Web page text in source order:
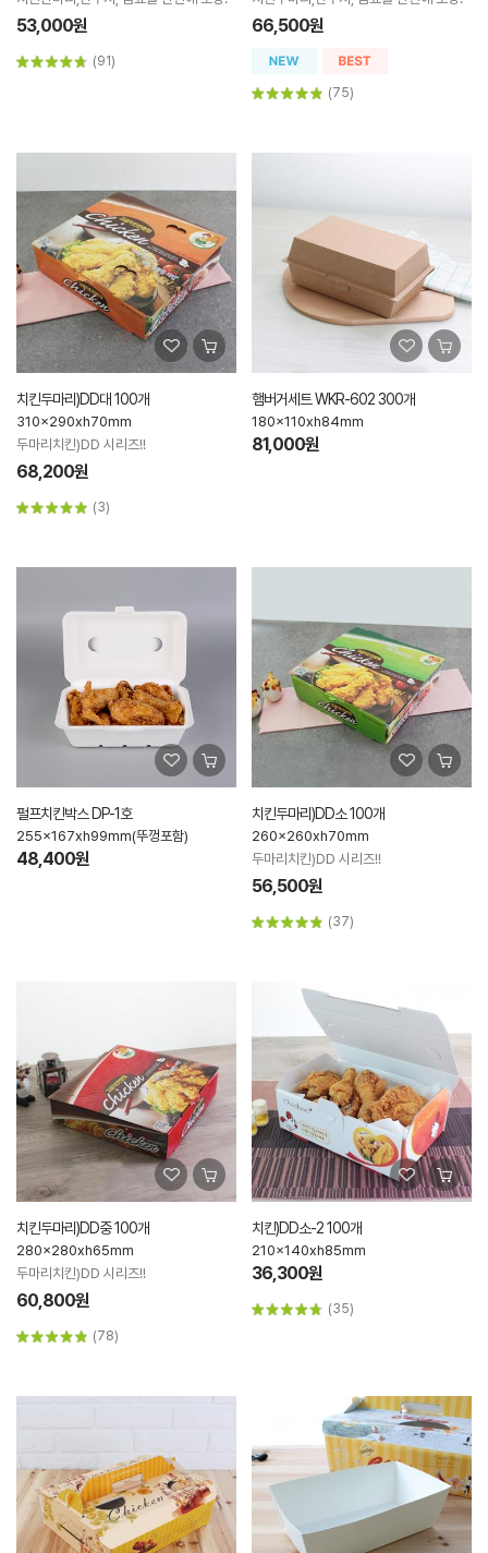
53,000원
(91)
66,500원
(75)
치킨두마리)DD대 100개
310x290xh70mm
두마리치킨)DD 시리즈!!
68,200원
(3)
햄버거세트 WKR-602 300개
180x110xh84mm
81,000원
펄프치킨박스 DP-1호
255x167xh99mm(뚜껑포함)
48,400원
치킨두마리)DD소 100개
260x260xh70mm
두마리치킨)DD 시리즈!!
56,500원
(37)
치킨두마리)DD중 100개
280x280xh65mm
두마리치킨)DD 시리즈!!
60,800원
(78)
치킨)DD소-2 100개
210x140xh85mm
36,300원
(35)